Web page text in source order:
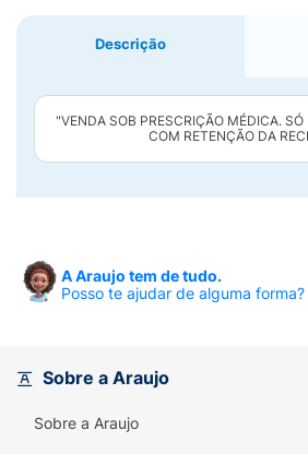
Descrição
"VENDA SOB PRESCRIÇÃO MÉDICA. SÓ
COM RETENÇÃO DA
A Araujo tem de tudo.
Posso te ajudar de alguma forma?
Sobre a Araujo
Sobre a Araujo